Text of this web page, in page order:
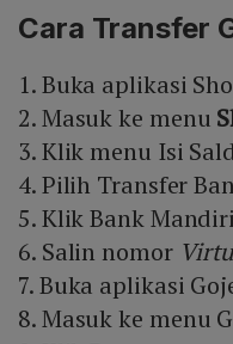
Cara Transfer
1. Buka aplikasi
2. Masuk ke menu
3. Klik menu Isi
4. Pilih Transfer
5. Klik Bank
6. Salin nomor
7. Buka aplikasi
8. Masuk ke menu